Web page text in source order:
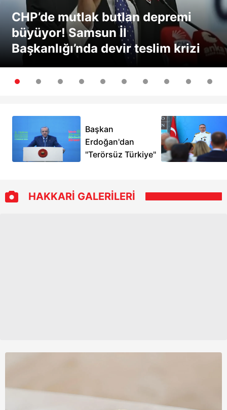
CHP’de mutlak butlan depremi
büyüyor! Samsun İl
Başkanlığı’nda devir teslim krizi
kamerada
Başkan
Erdoğan'dan
"Terörsüz Türkiye"
zaman yapacak |
HAKKARİ GALERİLERİ